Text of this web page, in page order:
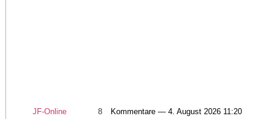
JF-Online 8 Kommentare — 4. August 2026 11:20